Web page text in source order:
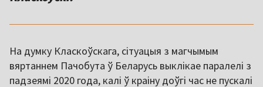
На думку Класкоўскага, сітуацыя з магчымым
вяртаннем Пачобута ў Беларусь выклікае паралелі з
падзеямі 2020 года, калі ў краіну доўгі час не пускалі